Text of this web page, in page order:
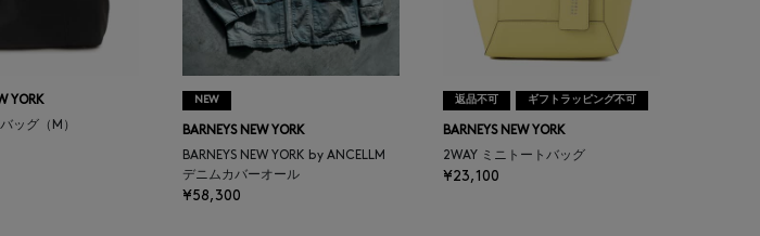
YORK
ッグ（M）
NEW
BARNEYS NEW YORK
BARNEYS NEW YORK by ANCELLM
デニムカバーオール
¥58,300
返品不可 ギフトラッピング不可
BARNEYS NEW YORK
2WAY ミニトートバッグ
¥23,100